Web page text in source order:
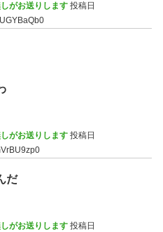
がお送りします 投稿日
がお送りします 投稿日
だ
がお送りします 投稿日